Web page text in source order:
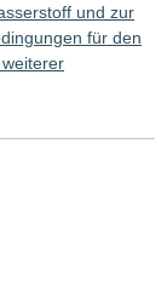
und zur
für den